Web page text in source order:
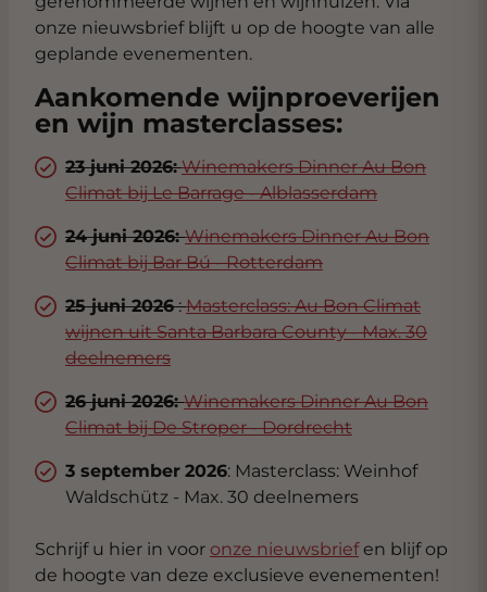
onze nieuwsbrief blijft u op de hoogte van alle
geplande evenementen.
Aankomende wijnproeverijen
en wijn masterclasses:
23 juni 2026: Winemakers Dinner Au Bon
Climat bij Le Barrage - Alblasserdam
24 juni 2026:Winemakers Dinner Au Bon
Climat bij Bar Bú - Rotterdam
25 juni 2026:Masterclass: Au Bon Climat
wijnen uit Santa Barbara County - Max. 30
deelnemers
26 juni 2026:Winemakers Dinner Au Bon
Climat bij De Stroper - Dordrecht
3 september 2026: Masterclass: Weinhof
Waldschütz - Max. 30 deelnemers
Schrijf u hier in voor onze nieuwsbriefen blijf op
de hoogte van deze exclusieve evenementen!